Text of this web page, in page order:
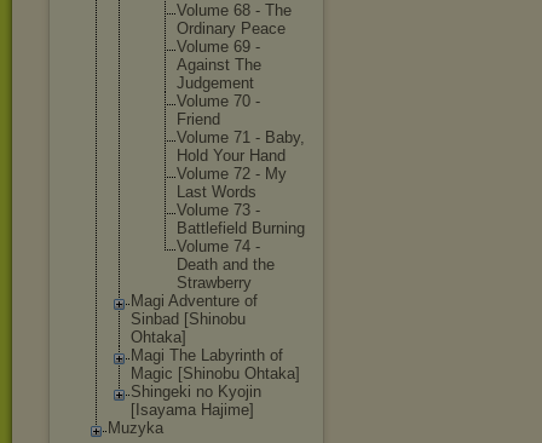
Volume 68 - The
Ordinary Peace
Volume 69 -
Against The
Judgement
Volume 70 -
Friend
Volume 71 - Baby,
Hold Your Hand
Volume 72 - My
Last Words
Volume 73 -
Battlefield Burning
Volume 74 -
Death and the
Strawberry
Magi Adventure of
Sinbad [Shinobu
Ohtaka]
Magi The Labyrinth of
Magic [Shinobu Ohtaka]
Shingeki no Kyojin
[Isayama Hajime]
Muzyka